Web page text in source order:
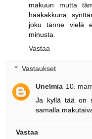
makuun mutta
hääkakkuna,
joku tänne vielä
minusta.
Vastaa
Vastaukset
Unelmia 10.
Ja kyllä tää on
samalla
Vastaa